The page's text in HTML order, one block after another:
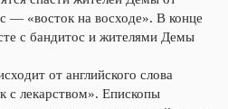
— «восток на восходе». В конце
с бандитос и жителями Демы
от английского слова
с лекарством». Епископы